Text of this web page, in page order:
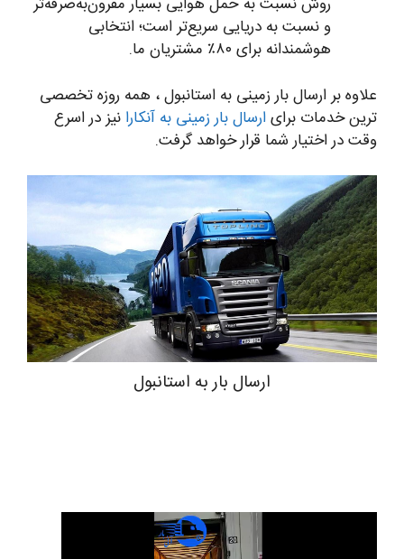
و نسبت به دریایی سریع‌تر است؛ انتخابی
هوشمندانه برای ۸۰٪ مشتریان ما.
علاوه بر ارسال بار زمینی به استانبول ، همه روزه تخصصی
ترین خدمات برایارسال بار زمینی به آنکارا نیز در اسرع
وقت در اختیار شما قرار خواهد گرفت.
ارسال بار به استانبول